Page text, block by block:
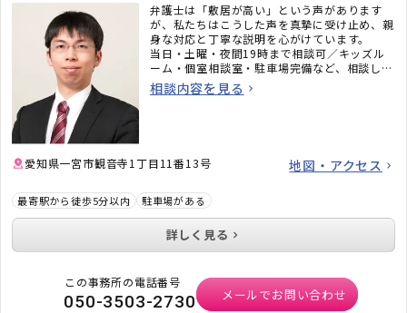
弁護士は「敷居が高い」という声があります
が、私たちはこうした声を真摯に受け止め、親
身な対応と丁寧な説明を心がけています。
当日・土曜・夜間19時まで相談可／キッズル
ーム・個室相談室・駐車場完備など、相談しや
すい環境も整えております。まずは、お気軽に
ご相談ください。
相談内容を見る
愛知県一宮市観音寺1丁目11番13号 地図・アクセス
最寄駅から徒歩5分以内 駐車場がある
詳しく見る
この事務所の電話番号
050-3503-2730 メールでお問い合わせ